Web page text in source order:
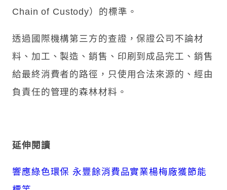
Chain of Custody）的標準。
透過國際機構第三方的查證，保證公司不論材
料、加工、製造、銷售、印刷到成品完工、銷售
給最終消費者的路徑，只使用合法來源的、經由
負責任的管理的森林材料。
延伸閱讀
響應綠色環保 永豐餘消費品實業楊梅廠獲節能